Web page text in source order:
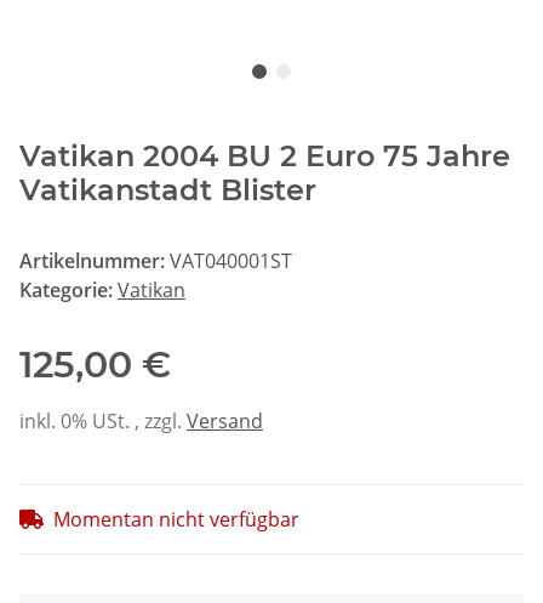
Vatikan 2004 BU 2 Euro 75 Jahre
Vatikanstadt Blister
Artikelnummer:VAT040001ST
Kategorie:Vatikan
125,00 €
inkl. 0% USt. , zzgl. Versand
Momentan nicht verfügbar